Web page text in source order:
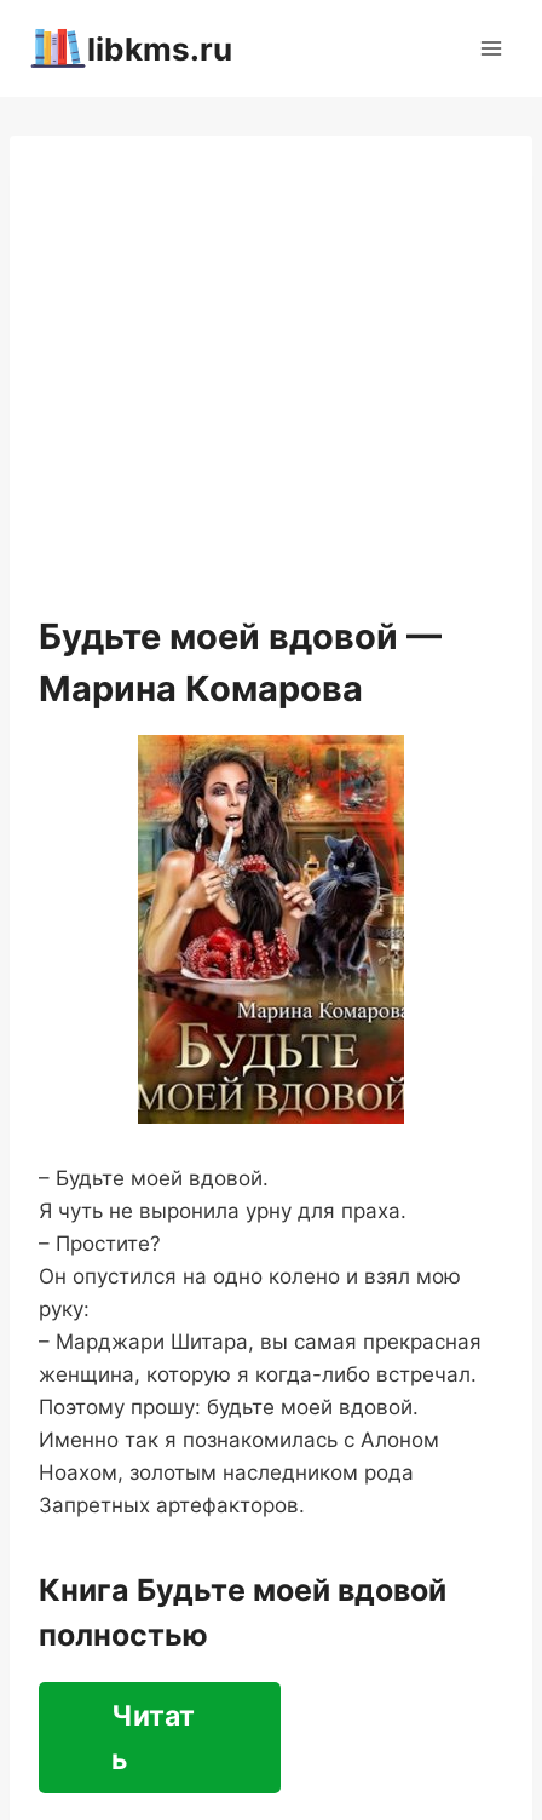
libkms.ru
Будьте моей вдовой —
Марина Комарова
– Будьте моей вдовой.
Я чуть не выронила урну для праха.
– Простите?
Он опустился на одно колено и взял мою
руку:
– Марджари Шитара, вы самая прекрасная
женщина, которую я когда-либо встречал.
Поэтому прошу: будьте моей вдовой.
Именно так я познакомилась с Алоном
Ноахом, золотым наследником рода
Запретных артефакторов.
Книга Будьте моей вдовой
полностью
Читат
ь